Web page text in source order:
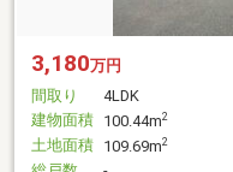
3,180万円
間取り
4LDK
建物面積 100.44m2
土地面積 109.69m2